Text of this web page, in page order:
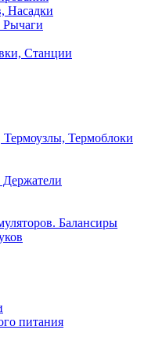
Насадки
Станции
Термоблоки
Балансиры
питания